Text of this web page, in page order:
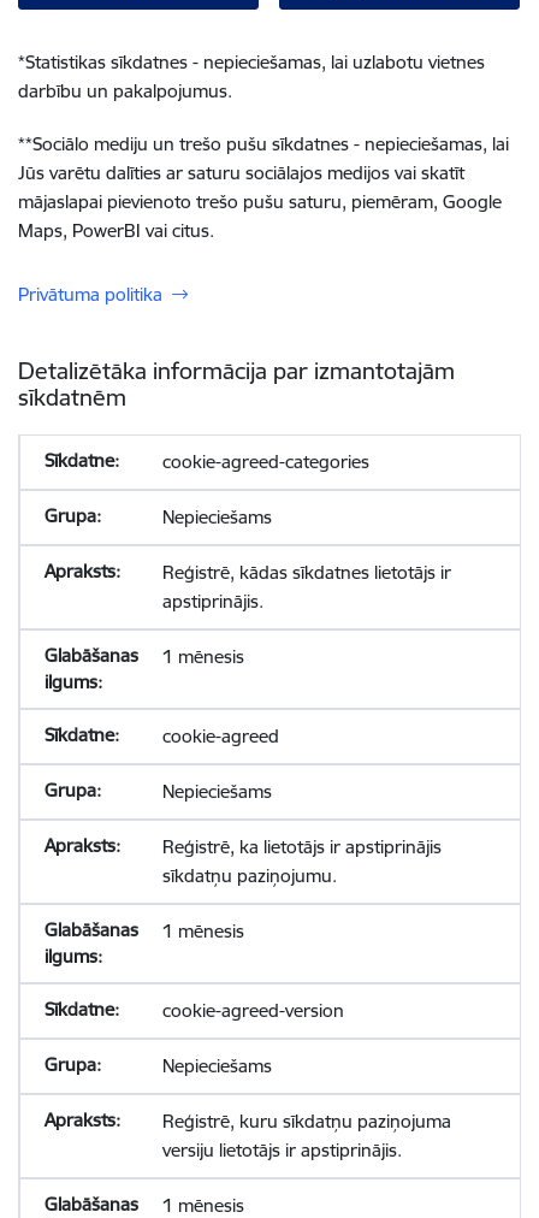
*Statistikas sīkdatnes - nepieciešamas, lai uzlabotu vietnes
darbību un pakalpojumus.
**Sociālo mediju un trešo pušu sīkdatnes - nepieciešamas, lai
Jūs varētu dalīties ar saturu sociālajos medijos vai skatīt
mājaslapai pievienoto trešo pušu saturu, piemēram, Google
Maps, PowerBI vai citus.
Privātuma politika
Detalizētāka informācija par izmantotajām
sīkdatnēm
cookie-agreed-categories
Nepieciešams
Reģistrē, kādas sīkdatnes lietotājs ir
apstiprinājis.
1 mēnesis
cookie-agreed
Nepieciešams
Reģistrē, ka lietotājs ir apstiprinājis
sīkdatņu paziņojumu.
1 mēnesis
cookie-agreed-version
Nepieciešams
Reģistrē, kuru sīkdatņu paziņojuma
versiju lietotājs ir apstiprinājis.
1 mēnesis